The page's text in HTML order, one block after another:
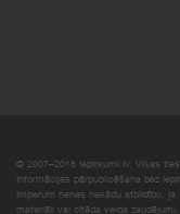
© 2007–2018 Iepirkumi.lv. Visas
Informācijas pārpublicēšana bez
Imperum nenes nekādu atbildību,
materiāli vai citāda veida zaudējumi.